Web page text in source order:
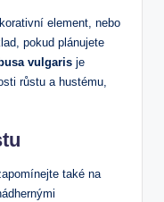
element, nebo
pokud plánujete
vulgaris je
růstu a hustému,
také na